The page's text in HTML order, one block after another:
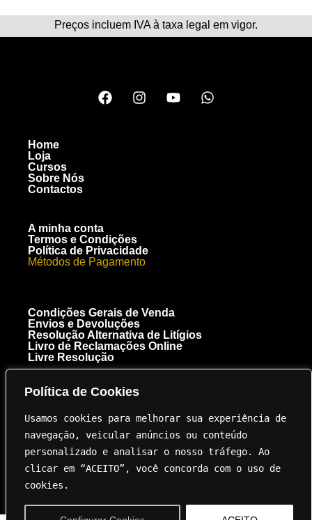
Política de Cookies
Usamos cookies para melhorar sua experiência de
navegação, veicular anúncios ou conteúdo
personalizado e analisar o nosso tráfego. Ao
clicar em “ACEITO”, você concorda com o uso de
cookies.
Preços incluem IVA à taxa legal em vigor.
Home
Loja
Cursos
Sobre Nós
Contactos
A minha conta
Termos e Condições
Política de Privacidade
Métodos de Pagamento
Condições Gerais de Venda
Envios e Devoluções
Resolução Alternativa de Litígios
Livro de Reclamações Online
Livre Resolução
Royal Carbon Creations Unipessoal, Lda. EN 125 Troto Km 95.5
8135-040 Almancil NIF 515237264
geral@innovation.com.pt